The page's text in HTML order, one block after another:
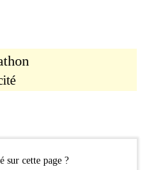
sur cette page ?